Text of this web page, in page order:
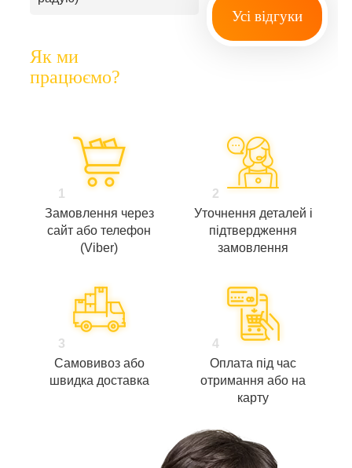
Усі відгуки
Як ми
працюємо?
1
Замовлення через
сайт або телефон
(Viber)
2
Уточнення деталей і
підтвердження
замовлення
3
Самовивоз або
швидка доставка
4
Оплата під час
отримання або на
карту